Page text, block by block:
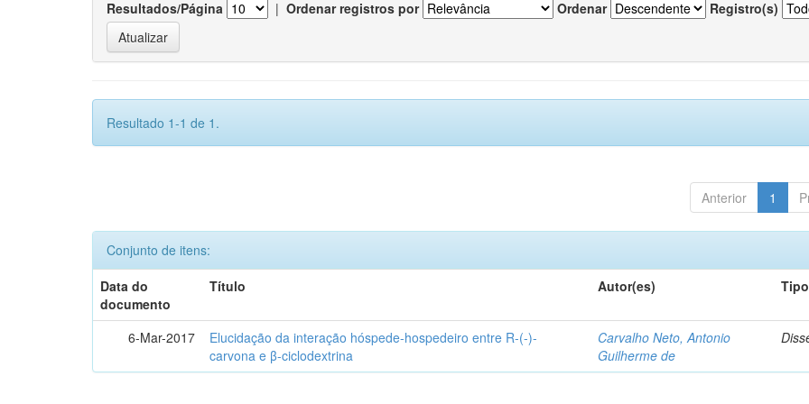
Resultados/Página | Ordenar registros por Ordenar Registro(s)
Resultado 1-1 de 1.
Anterior 1
Conjunto de itens:
Data do
documento
Título Autor(es) Tipo
6-Mar-2017
Elucidação da interação hóspede-hospedeiro entre R-(-)-
carvona e β-ciclodextrina
Carvalho Neto, Antonio
Guilherme de